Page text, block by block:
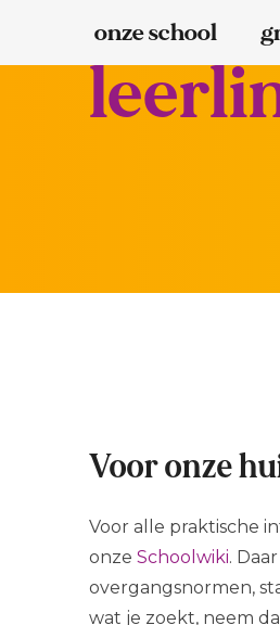
onze school
Voor onze
Voor alle praktische
onze Schoolwiki.
overgangsnormen,
wat je zoekt, neem